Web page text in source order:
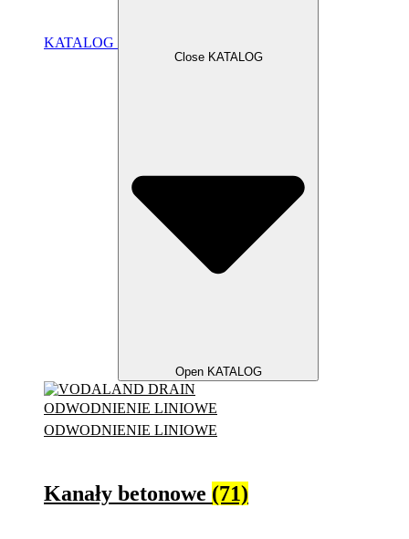
KATALOG
Close KATALOG
Open KATALOG
ODWODNIENIE LINIOWE
ODWODNIENIE LINIOWE
Kanały betonowe (71)